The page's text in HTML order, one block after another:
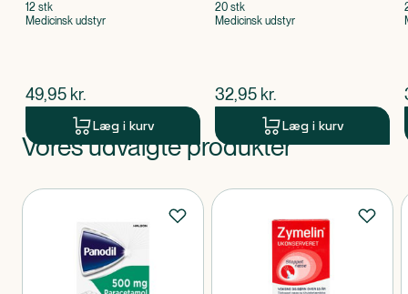
12 stk
Medicinsk udstyr
$nuværende pris
49,95 kr.
Læg i kurv
20 stk
Medicinsk udstyr
$nuværende pris
32,95 kr.
Læg i kurv
Produkt 1 af 0
Vores udvalgte produkter
Produkter